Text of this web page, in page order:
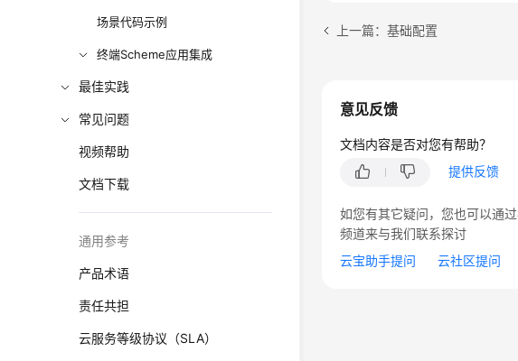
场景代码示例
终端Scheme应用集成
最佳实践
常见问题
视频帮助
文档下载
通用参考
产品术语
责任共担
云服务等级协议（SLA）
上一篇：基础配置
意见反馈
文档内容是否对您有帮助？
提供反馈
如您有其它疑问，您也可以通
频道来与我们联系探讨
云宝助手提问
云社区提问